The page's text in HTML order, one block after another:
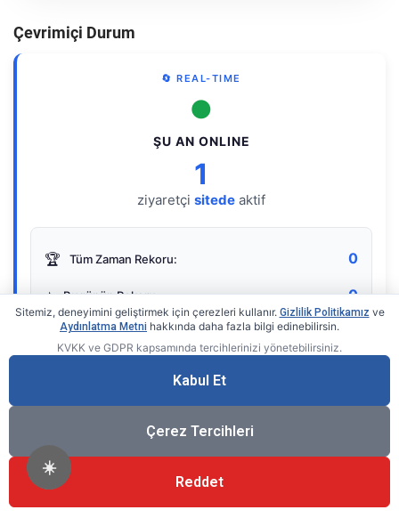
☀️
Çevrimiçi Durum
🔄 REAL-TIME
●
ŞU AN ONLINE
1
ziyaretçi sitede aktif
🏆 Tüm Zaman Rekoru: 0
⭐ Bugünün Rekoru: 0
Gerçek zamanlı sayaç
Sitemiz, deneyimini geliştirmek için çerezleri kullanır. Gizlilik Politikamız ve
Aydınlatma Metni hakkında daha fazla bilgi edinebilirsin.
KVKK ve GDPR kapsamında tercihlerinizi yönetebilirsiniz.
Kabul Et
Çerez Tercihleri
Reddet